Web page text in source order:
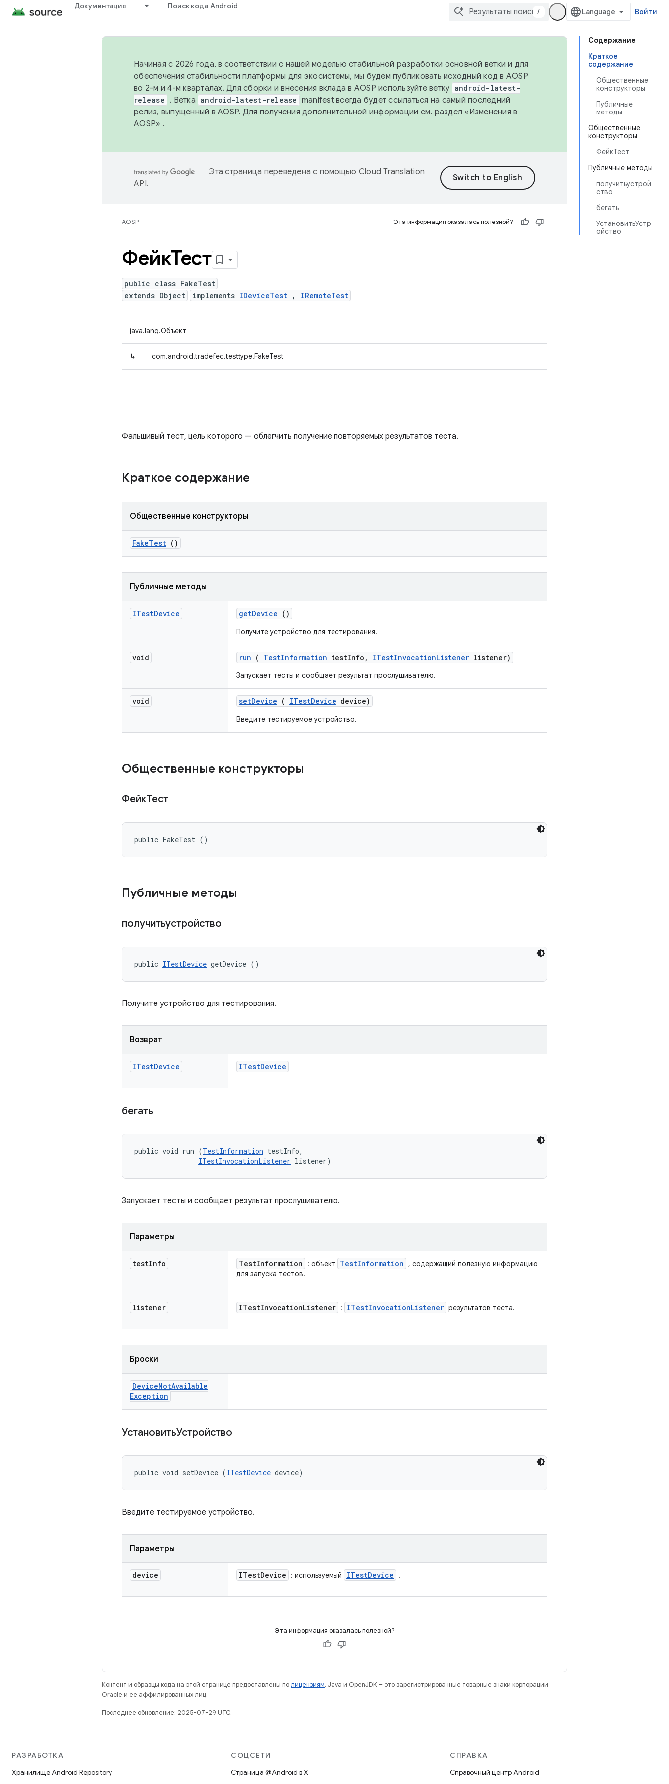
Документация Поиск кода Android
/ Войти
Содержание
Краткое
содержание
Общественные
конструкторы
Публичные
методы
Общественные
конструкторы
ФейкТест
Публичные методы
получитьустрой
ство
бегать
УстановитьУстр
ойство
Начиная с 2026 года, в соответствии с нашей моделью стабильной разработки основной ветки и для
обеспечения стабильности платформы для экосистемы, мы будем публиковать исходный код в AOSP
во 2-м и 4-м кварталах. Для сборки и внесения вклада в AOSP используйте ветку android-latest-
release . Ветка android-latest-release manifest всегда будет ссылаться на самый последний
релиз, выпущенный в AOSP. Для получения дополнительной информации см. раздел «Изменения в
AOSP» .
Эта страница переведена с помощью Cloud Translation
API.
AOSP Эта информация оказалась полезной?
ФейкТест
public class FakeTest
extends Object
implements IDeviceTest , IRemoteTest
java.lang.Объект
↳ com.android.tradefed.testtype.FakeTest
Фальшивый тест, цель которого — облегчить получение повторяемых результатов теста.
Краткое содержание
Общественные конструкторы
FakeTest ()
Публичные методы
ITestDevice getDevice ()
Получите устройство для тестирования.
void run ( TestInformation testInfo , ITestInvocationListener listener)
Запускает тесты и сообщает результат прослушивателю.
void setDevice ( ITestDevice device)
Введите тестируемое устройство.
Общественные конструкторы
ФейкТест
public FakeTest ()
Публичные методы
получитьустройство
public ITestDevice getDevice ()
Получите устройство для тестирования.
Возврат
ITestDevice ITestDevice
бегать
public void run (TestInformation testInfo,
ITestInvocationListener listener)
Запускает тесты и сообщает результат прослушивателю.
Параметры
testInfo TestInformation : объект TestInformation
, содержащий полезную информацию
для запуска тестов.
listener ITestInvocationListener : ITestInvocationListener результатов теста.
Броски
DeviceNotAvailable
Exception
УстановитьУстройство
public void setDevice (ITestDevice device)
Введите тестируемое устройство.
Параметры
device ITestDevice : используемый ITestDevice .
Эта информация оказалась полезной?
Контент и образцы кода на этой странице предоставлены полицензиям. Java и OpenJDK – это зарегистрированные товарные знаки корпорации
Oracle и ее аффилированных лиц.
Последнее обновление: 2025-07-29 UTC.
РАЗРАБОТКА
Хранилище Android Repository
СОЦСЕТИ
Страница @Android в X
СПРАВКА
Справочный центр Android